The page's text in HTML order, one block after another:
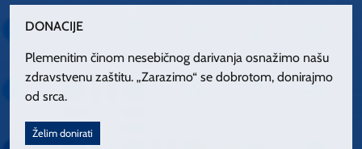
DONACIJE
Plemenitim činom nesebičnog darivanja osnažimo našu
zdravstvenu zaštitu. „Zarazimo“ se dobrotom, donirajmo
od srca.
Želim donirati